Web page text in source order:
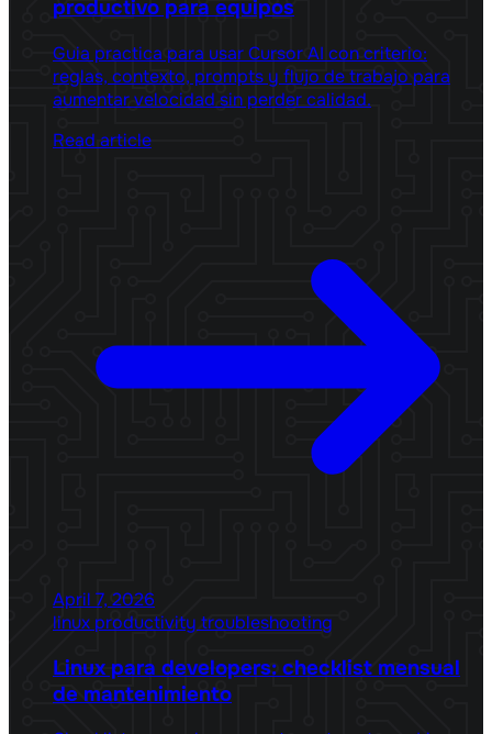
productivo para equipos
Guia practica para usar Cursor AI con criterio:
reglas, contexto, prompts y flujo de trabajo para
aumentar velocidad sin perder calidad.
Read article
April 7, 2026
linux productivity troubleshooting
Linux para developers: checklist mensual
de mantenimiento